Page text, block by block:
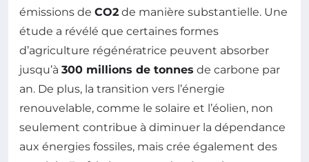
émissions de CO2 de manière substantielle. Une
étude a révélé que certaines formes
d’agriculture régénératrice peuvent absorber
jusqu’à 300 millions de tonnes de carbone par
an. De plus, la transition vers l’énergie
renouvelable, comme le solaire et l’éolien, non
seulement contribue à diminuer la dépendance
aux énergies fossiles, mais crée également des